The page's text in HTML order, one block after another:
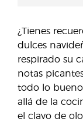
¿Tienes
dulces
respirado su
notas
todo lo
allá de la
el clavo de